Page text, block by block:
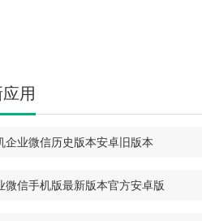
用
企业微信历史版本安卓旧版本
微信手机版最新版本官方安卓版